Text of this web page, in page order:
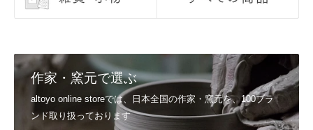
さい。
Shop Pay / Google Pay / Apple Pay / PayPal
▼クレジットカード決済
VISA / Mastercard / JCB / American Express / Diners Club
▼電子マネー決済
送信
作家・窯元で選ぶ
altoyo online storeでは、日本全国の作家・窯元を、100ブラ
ンド取り扱っております